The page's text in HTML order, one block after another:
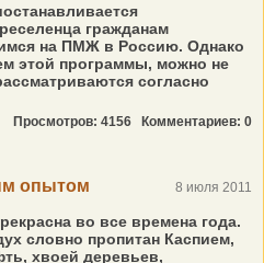
гражданам
на ПМЖ в Россию. Однако
этой программы, можно не
согласно
Просмотров: 4156 Комментариев: 0
опытом 8 июля 2011
во все времена года.
словно пропитан Каспием,
хвоей деревьев,